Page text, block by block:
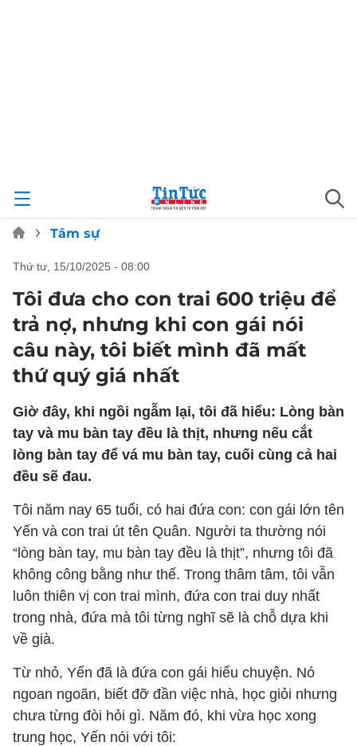
Tâm sự
thứ tư, 15/10/2025 - 08:00
Tôi đưa cho con trai 600 triệu để
trả nợ, nhưng khi con gái nói
câu này, tôi biết mình đã mất
thứ quý giá nhất
Giờ đây, khi ngồi ngẫm lại, tôi đã hiểu: Lòng bàn
tay và mu bàn tay đều là thịt, nhưng nếu cắt
lòng bàn tay để vá mu bàn tay, cuối cùng cả hai
đều sẽ đau.
Tôi năm nay 65 tuổi, có hai đứa con: con gái lớn tên
Yến và con trai út tên Quân. Người ta thường nói
“lòng bàn tay, mu bàn tay đều là thịt”, nhưng tôi đã
không công bằng như thế. Trong thâm tâm, tôi vẫn
luôn thiên vị con trai mình, đứa con trai duy nhất
trong nhà, đứa mà tôi từng nghĩ sẽ là chỗ dựa khi
về già.
Từ nhỏ, Yến đã là đứa con gái hiểu chuyện. Nó
ngoan ngoãn, biết đỡ đần việc nhà, học giỏi nhưng
chưa từng đòi hỏi gì. Năm đó, khi vừa học xong
trung học, Yến nói với tôi: